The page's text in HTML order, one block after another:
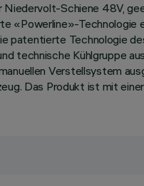
Schiene 48V,
Technologie
patentierte Technologie
technische Kühlgruppe
Verstellsystem
Das Produkt ist mit